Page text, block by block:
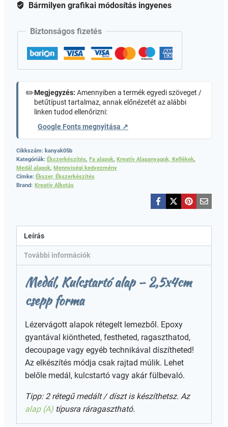
Bármilyen grafikai módosítás ingyenes
Biztonságos fizetés
✏️Megjegyzés: Amennyiben a termék egyedi szöveget /
betűtípust tartalmaz, annak előnézetét az alábbi
linken tudod ellenőrizni:
Google Fonts megnyitása ↗
Cikkszám: kanyak05b
Kategóriák: Ékszerkészítés, Fa alapok, Kreatív Alapanyagok, Kellékek,
Medál alapok, Mennyiségi kedvezmény
Címke: Ékszer, Ékszerkészítés
Brand: Kreatív Alkotás
Leírás
További információk
Medál, Kulcstartó alap – 2,5x4cm
csepp forma
Lézervágott alapok rétegelt lemezből. Epoxy
gyantával kiöntheted, festheted, ragaszthatod,
decoupage vagy egyéb technikával díszítheted!
Az elkészítés módja csak rajtad múlik. Lehet
belőle medál, kulcstartó vagy akár fülbevaló.
Tipp: 2 rétegű medált / díszt is készíthetsz. Az
alap (A) típusra ráragasztható.